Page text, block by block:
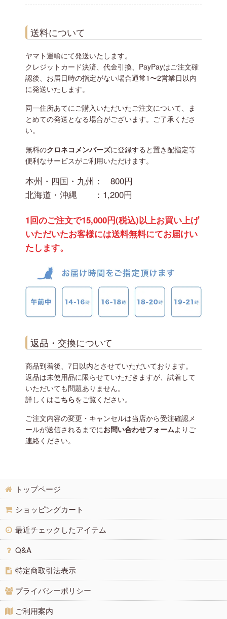
送料について
ヤマト運輸にて発送いたします。
クレジットカード決済、代金引換、PayPayはご注文確
認後、お届日時の指定がない場合通常1〜2営業日以内
に発送いたします。
同一住所あてにご購入いただいたご注文について、ま
とめての発送となる場合がございます。ご了承くださ
い。
無料のクロネコメンバーズに登録すると置き配指定等
便利なサービスがご利用いただけます。
本州・四国・九州：
800円
北海道・沖縄 ： 1,200円
1回のご注文で15,000円(税込)以上お買い上げ
いただいたお客様には送料無料にてお届けい
たします。
返品・交換について
商品到着後、7日以内とさせていただいております。
返品は未使用品に限らせていただきますが、試着して
いただいても問題ありません。
詳しくはこちらをご覧ください。
ご注文内容の変更・キャンセルは当店から受注確認メ
ールが送信されるまでにお問い合わせフォームよりご
連絡ください。
トップページ
ショッピングカート
最近チェックしたアイテム
Q&A
特定商取引法表示
プライバシーポリシー
ご利用案内